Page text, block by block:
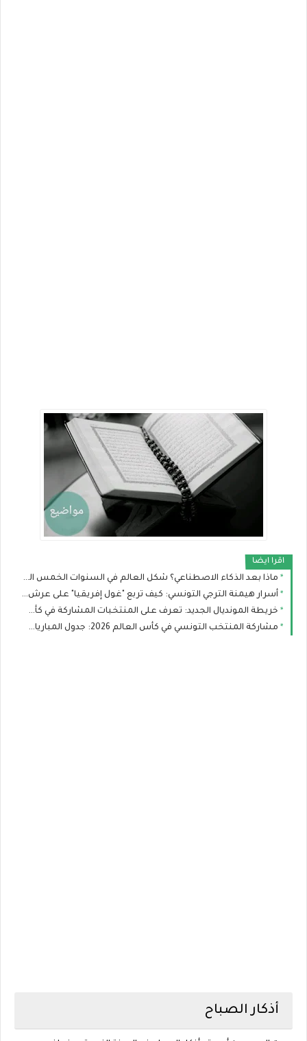
اقرا ايضا
ماذا بعد الذكاء الاصطناعي؟ شكل العالم في السنوات الخمس القادمة
أسرار هيمنة الترجي التونسي: كيف تربع "غول إفريقيا" على عرش الألقاب؟
خريطة المونديال الجديد: تعرف على المنتخبات المشاركة في كأس العالم ومن المرشح للقب؟
مشاركة المنتخب التونسي في كأس العالم 2026: جدول المباريات، التشكيلة، وحظوظ النسور
أذكار الصباح